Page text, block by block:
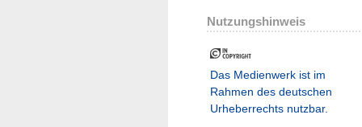
Nutzungshinweis
Das Medienwerk ist im
Rahmen des deutschen
Urheberrechts nutzbar.